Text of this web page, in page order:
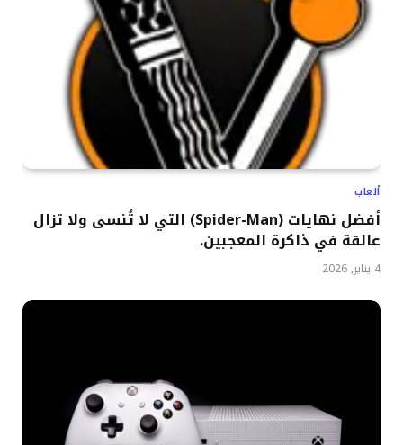
ألعاب
أفضل نهايات (Spider-Man) التي لا تُنسى ولا تزال
عالقة في ذاكرة المعجبين.
4 يناير, 2026